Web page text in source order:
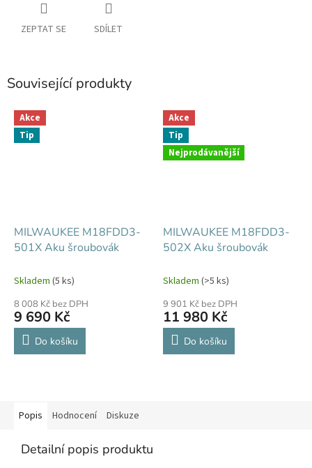
ZEPTAT SE SDÍLET
Související produkty
Akce
Tip
MILWAUKEE M18FDD3-
501X Aku šroubovák
Skladem (5 ks)
8 008 Kč bez DPH
9 690 Kč
Do košíku
Akce
Tip
Nejprodávanější
MILWAUKEE M18FDD3-
502X Aku šroubovák
Skladem (>5 ks)
9 901 Kč bez DPH
11 980 Kč
Do košíku
Popis Hodnocení Diskuze
Detailní popis produktu